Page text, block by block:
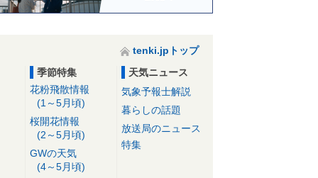
tenki.jpトップ
季節特集
花粉飛散情報
(1～5月頃)
桜開花情報
(2～5月頃)
GWの天気
(4～5月頃)
天気ニュース
気象予報士解説
暮らしの話題
放送局のニュース
特集